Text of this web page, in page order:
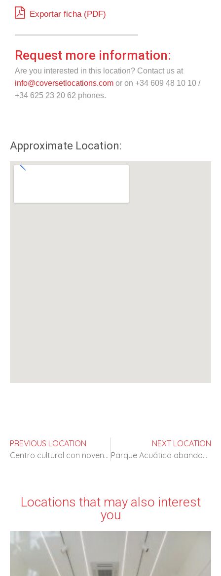
Exportar ficha (PDF)
Request more information:
Are you interested in this location? Contact us at
info@coversetlocations.com or on +34 609 48 10 10 /
+34 625 23 20 62 phones.
Approximate Location:
PREVIOUS LOCATION
Centro cultural con noventa años de antigüedad
NEXT LOCATION
Parque Acuático abandonado
Locations that may also interest
you